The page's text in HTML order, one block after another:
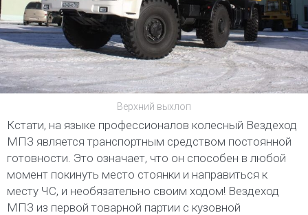
Верхний выхлоп
Кстати, на языке профессионалов колесный Вездеход
МПЗ является транспортным средством постоянной
готовности. Это означает, что он способен в любой
момент покинуть место стоянки и направиться к
месту ЧС, и необязательно своим ходом! Вездеход
МПЗ из первой товарной партии с кузовной